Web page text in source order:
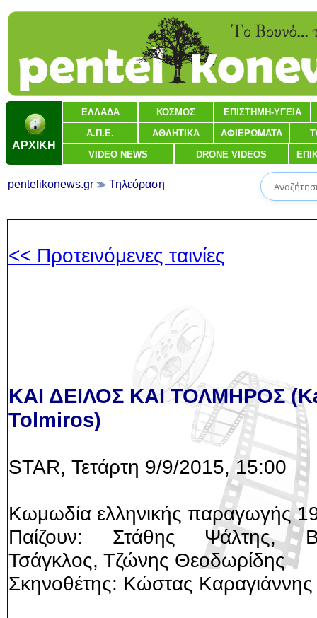
ΑΡΧΙΚΗ
ΕΛΛΑΔΑ ΚΟΣΜΟΣ ΕΠΙΣΤΗΜΗ-ΥΓΕΙΑ
Α.Π.Ε. ΑΘΛΗΤΙΚΑ ΑΦΙΕΡΩΜΑΤΑ
VIDEO NEWS DRONE VIDEOS
pentelikonews.gr Τηλεόραση
<< Προτεινόμενες ταινίες
ΚΑΙ ΔΕΙΛΟΣ ΚΑΙ ΤΟΛΜΗΡΟΣ
Tolmiros)
STAR, Τετάρτη 9/9/2015, 15:00
Κωμωδία ελληνικής παραγωγής
Παίζουν: Στάθης Ψάλτης,
Τσάγκλος, Τζώνης Θεοδωρίδης
Σκηνοθέτης: Κώστας Καραγιάννης